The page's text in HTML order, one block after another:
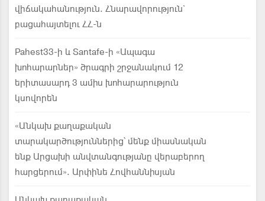
վիճակահանություն. Հնարավորություն`
բացահայտելու ՀՀ-ն
Pahest33-ի և Santafe-ի «Ապագա
խոհարարներ» ծրագրի շրջանակում 12
երիտասարդ 3 ամիս խոհարարություն
կսովորեն
«Անկախ քաղաքական
տարակարծություններից՝ մենք միասնական
ենք Արցախի անվտանգությանը վերաբերող
հարցերում». Արփինե Հովհաննիսյան